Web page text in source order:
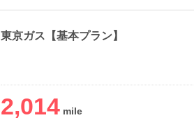
東京ガス【基本プラン】
2,014